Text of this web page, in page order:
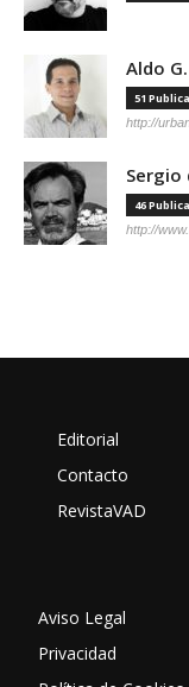
Aldo
51
http://
Sergio
46
http://
Editorial
Contacto
RevistaVAD
Aviso Legal
Privacidad